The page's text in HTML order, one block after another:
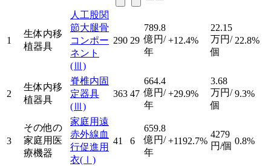
1
生体内移
植器具
人工股関
節大腿骨
コンポー
ネント
(Ⅲ)
290 29
789.8
億円/
年
+12.4%
22.15
万円/
個
22.8%
2
生体内移
植器具
脊椎内固
定器具
(Ⅲ)
363 47
664.4
億円/
年
+29.9%
3.68
万円/
個
9.3%
3
その他の
家庭用医
療機器
家庭用遠
赤外線血
行促進用
衣(Ⅰ)
41 6
659.8
億円/
年
+1192.7%
4279
円/個 0.8%